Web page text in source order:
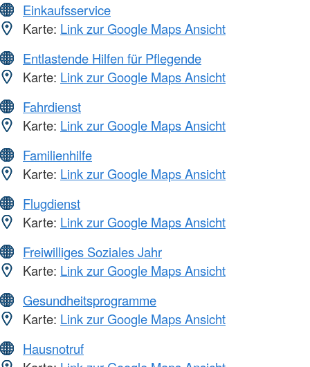
Einkaufsservice
Karte: Link zur Google Maps Ansicht
Entlastende Hilfen für Pflegende
Karte: Link zur Google Maps Ansicht
Fahrdienst
Karte: Link zur Google Maps Ansicht
Familienhilfe
Karte: Link zur Google Maps Ansicht
Flugdienst
Karte: Link zur Google Maps Ansicht
Freiwilliges Soziales Jahr
Karte: Link zur Google Maps Ansicht
Gesundheitsprogramme
Karte: Link zur Google Maps Ansicht
Hausnotruf